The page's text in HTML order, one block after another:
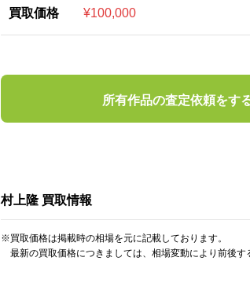
買取価格 ¥100,000
所有作品の査定依頼をす
村上隆 買取情報
※買取価格は掲載時の相場を元に記載しております。
最新の買取価格につきましては、相場変動により前後す